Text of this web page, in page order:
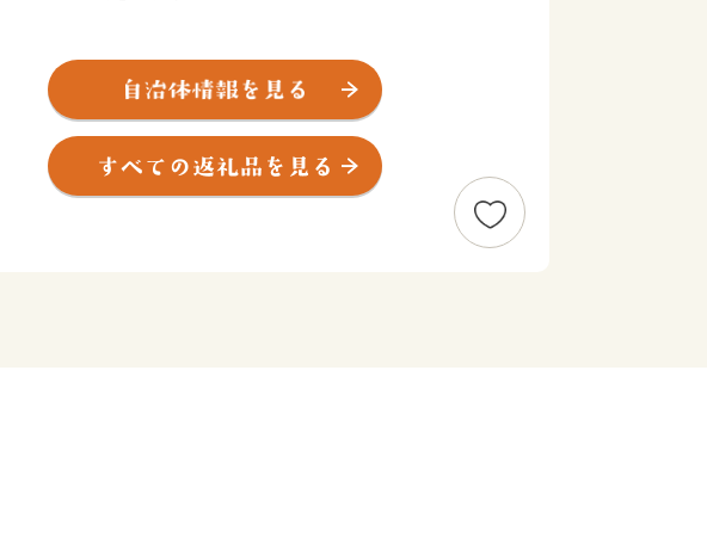
交通・文化・経済の中心として重要な役割を果たしてき
くから歴史・文化遺産を数多く有する 一宮町》
代には京都石清水八幡宮の荘園として組み入れられた 波
市内でも特に積雪が多く、和鉄の郷として繁栄してきた